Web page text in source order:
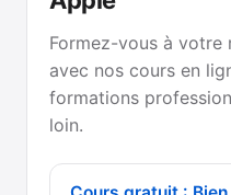
Formez-vous à votre
avec nos cours en
formations
loin.